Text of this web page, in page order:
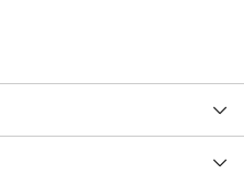
5000018314